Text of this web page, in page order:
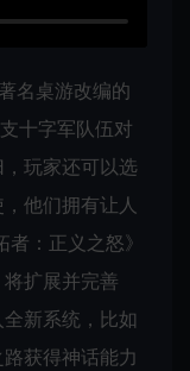
名桌游改编的
十字军队伍对
玩家还可以选
他们拥有让人
：正义之怒》
扩展并完善
新系统，比如
获得神话能力